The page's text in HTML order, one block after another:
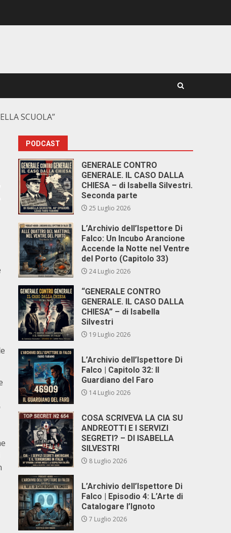
SCUOLA”
PODCAST
GENERALE CONTRO
GENERALE. IL CASO DALLA
CHIESA – di Isabella Silvestri.
Seconda parte
25 Luglio 2026
L’Archivio dell’Ispettore Di
Falco: Un Incubo Arancione
Accende la Notte nel Ventre
del Porto (Capitolo 33)
24 Luglio 2026
“GENERALE CONTRO
GENERALE. IL CASO DALLA
CHIESA” – di Isabella
Silvestri
19 Luglio 2026
L’Archivio dell’Ispettore Di
Falco | Capitolo 32: Il
Guardiano del Faro
14 Luglio 2026
COSA SCRIVEVA LA CIA SU
ANDREOTTI E I SERVIZI
SEGRETI? – DI ISABELLA
SILVESTRI
8 Luglio 2026
L’Archivio dell’Ispettore Di
Falco | Episodio 4: L’Arte di
Catalogare l’Ignoto
7 Luglio 2026